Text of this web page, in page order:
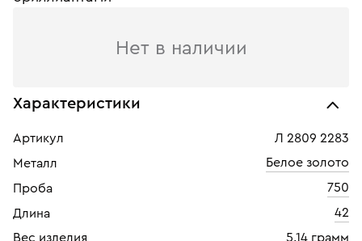
Нет в наличии
Характеристики
Артикул
Л 2809 2283
Металл
Белое золото
Проба
750
Длина
42
Вес изделия
5.14 грамм